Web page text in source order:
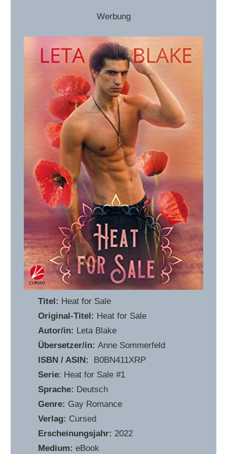
Werbung
Titel: Heat for Sale
Original-Titel: Heat for Sale
Autor/in: Leta Blake
Übersetzer/in:Anne Sommerfeld
ISBN / ASIN:
‎ B0BN411XRP
Serie: Heat for Sale #1
Sprache: Deutsch
Genre: Gay Romance
Verlag: Cursed
Erscheinungsjahr: 2022
Medium: eBook